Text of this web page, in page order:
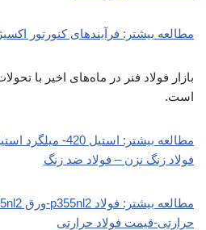
مطالعه بیشتر: فرآیندهای کنورتور
بازار فولاد فنر در ماه‌های اخیر با
است.
فولاد زنگ نزن – فولاد ضد زنگ
حرارتی-قیمت فولاد حرارتی